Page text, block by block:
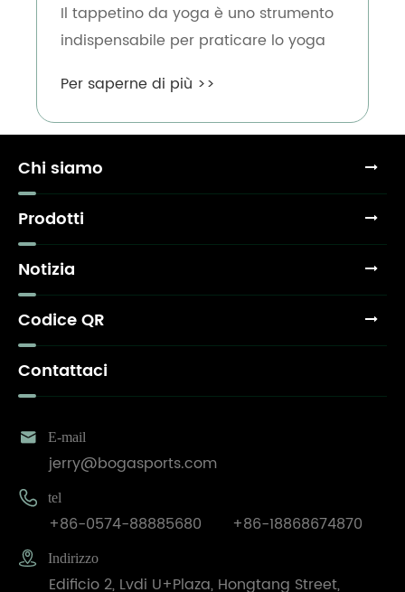
​Il tappetino da yoga è uno strumento
indispensabile per praticare lo yoga
Per saperne di più >>
Chi siamo
Prodotti
Notizia
Codice QR
Contattaci
 E-mail
jerry@bogasports.com
 tel
+86-0574-88885680 +86-18868674870
 Indirizzo
Edificio 2, Lvdi U+Plaza, Hongtang Street,